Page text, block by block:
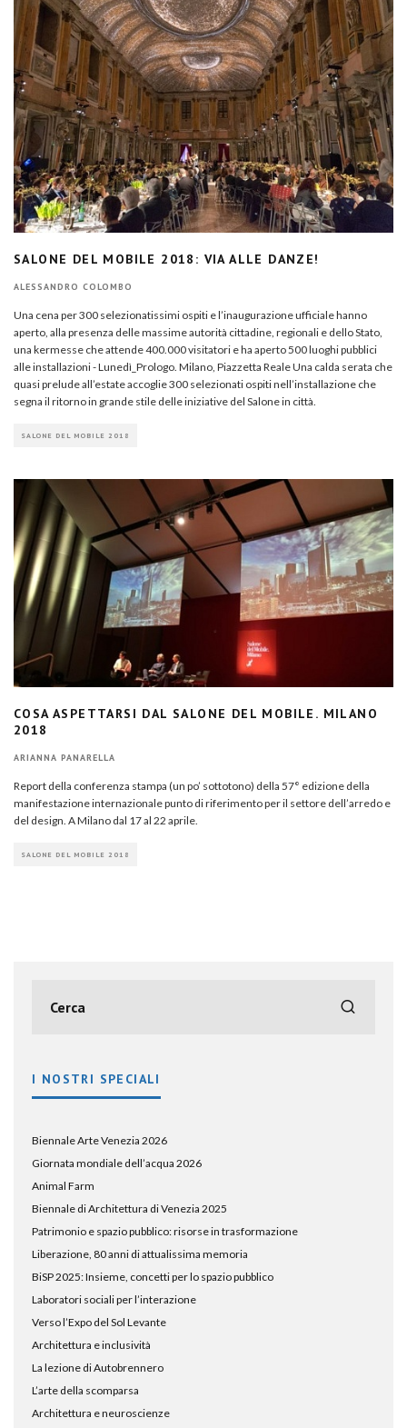
SALONE DEL MOBILE 2018: VIA ALLE DANZE!
ALESSANDRO COLOMBO
Una cena per 300 selezionatissimi ospiti e l’inaugurazione ufficiale hanno
aperto, alla presenza delle massime autorità cittadine, regionali e dello Stato,
una kermesse che attende 400.000 visitatori e ha aperto 500 luoghi pubblici
alle installazioni - Lunedì_Prologo. Milano, Piazzetta Reale Una calda serata che
quasi prelude all’estate accoglie 300 selezionati ospiti nell’installazione che
segna il ritorno in grande stile delle iniziative del Salone in città.
SALONE DEL MOBILE 2018
COSA ASPETTARSI DAL SALONE DEL MOBILE. MILANO
2018
ARIANNA PANARELLA
Report della conferenza stampa (un po’ sottotono) della 57° edizione della
manifestazione internazionale punto di riferimento per il settore dell’arredo e
del design. A Milano dal 17 al 22 aprile.
SALONE DEL MOBILE 2018
I NOSTRI SPECIALI
Biennale Arte Venezia 2026
Giornata mondiale dell’acqua 2026
Animal Farm
Biennale di Architettura di Venezia 2025
Patrimonio e spazio pubblico: risorse in trasformazione
Liberazione, 80 anni di attualissima memoria
BiSP 2025: Insieme, concetti per lo spazio pubblico
Laboratori sociali per l’interazione
Verso l’Expo del Sol Levante
Architettura e inclusività
La lezione di Autobrennero
L’arte della scomparsa
Architettura e neuroscienze